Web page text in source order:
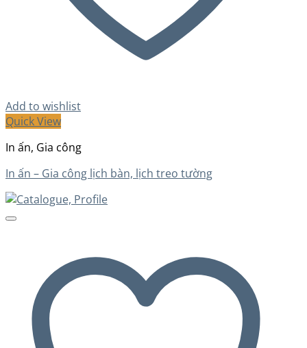
Add to wishlist
Quick View
In ấn, Gia công
In ấn – Gia công lịch bàn, lịch treo tường